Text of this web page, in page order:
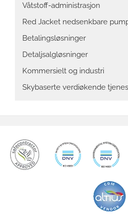
Våtstoff-administrasjon
Red Jacket nedsenkbare
Betalingsløsninger
Detaljsalgløsninger
Kommersielt og industri
Skybaserte verdiøkende